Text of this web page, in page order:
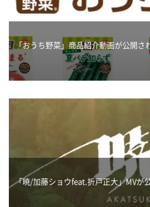
「おうち野菜」商品紹介動画が公開さ
「暁/加藤ショウfeat.折戸正大」MVが